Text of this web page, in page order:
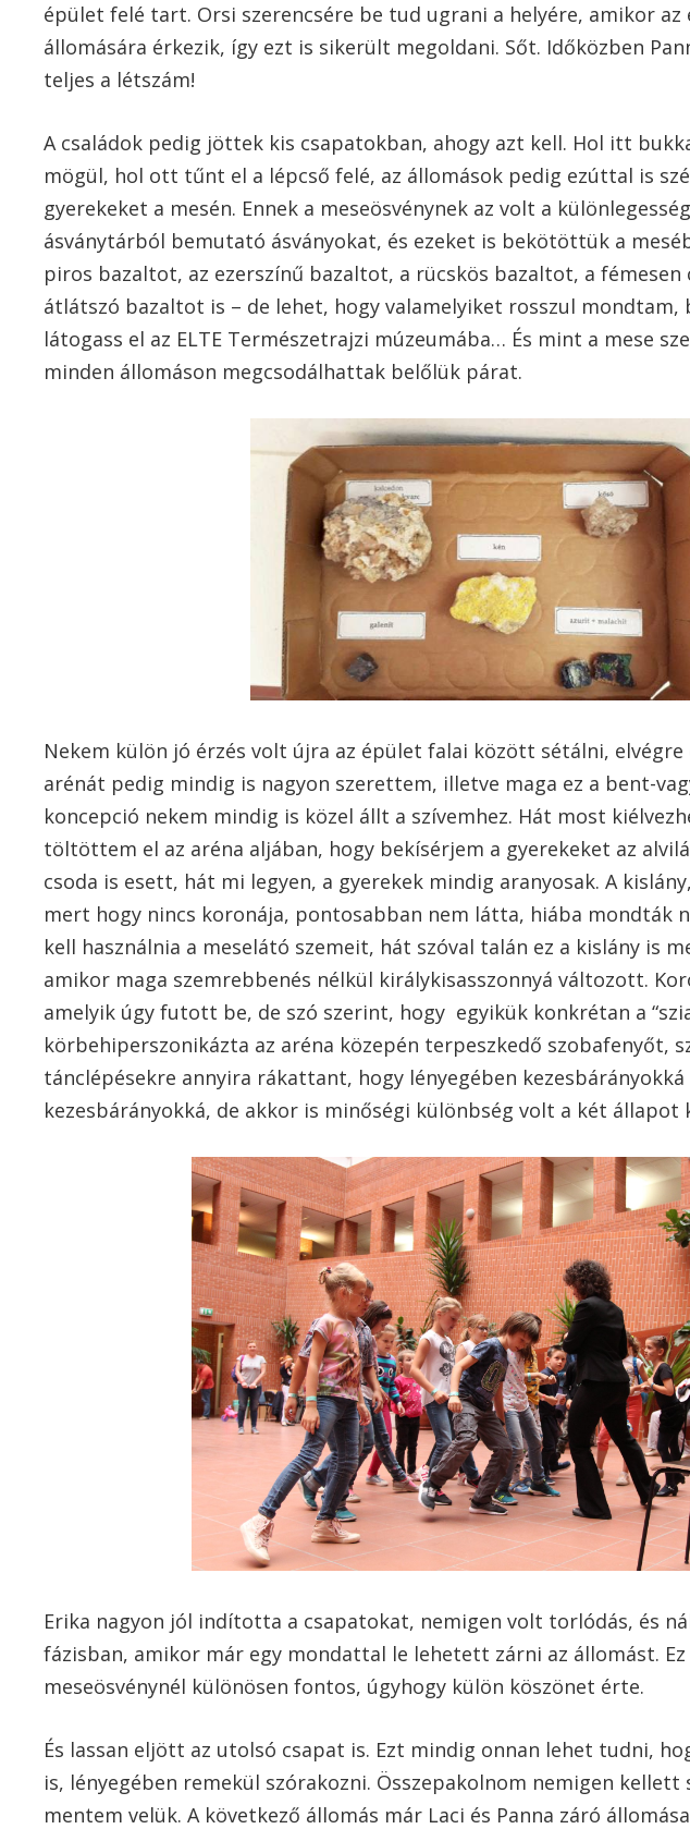
épület felé tart. Orsi szerencsére be tud ugrani a helyére, amikor az
állomására érkezik, így ezt is sikerült megoldani. Sőt. Időközben
teljes a létszám!
A családok pedig jöttek kis csapatokban, ahogy azt kell. Hol itt
mögül, hol ott tűnt el a lépcső felé, az állomások pedig ezúttal is
gyerekeket a mesén. Ennek a meseösvénynek az volt a
ásványtárból bemutató ásványokat, és ezeket is bekötöttük a
piros bazaltot, az ezerszínű bazaltot, a rücskös bazaltot, a fémesen
átlátszó bazaltot is – de lehet, hogy valamelyiket rosszul mondtam,
látogass el az ELTE Természetrajzi múzeumába… És mint a mese
minden állomáson megcsodálhattak belőlük párat.
Nekem külön jó érzés volt újra az épület falai között sétálni,
arénát pedig mindig is nagyon szerettem, illetve maga ez a bent-
koncepció nekem mindig is közel állt a szívemhez. Hát most
töltöttem el az aréna aljában, hogy bekísérjem a gyerekeket az
csoda is esett, hát mi legyen, a gyerekek mindig aranyosak. A
mert hogy nincs koronája, pontosabban nem látta, hiába mondták
kell használnia a meselátó szemeit, hát szóval talán ez a kislány is
amikor maga szemrebbenés nélkül királykisasszonnyá változott.
amelyik úgy futott be, de szó szerint, hogy egyikük konkrétan a
körbehiperszonikázta az aréna közepén terpeszkedő szobafenyőt,
tánclépésekre annyira rákattant, hogy lényegében
kezesbárányokká, de akkor is minőségi különbség volt a két állapot
Erika nagyon jól indította a csapatokat, nemigen volt torlódás, és
fázisban, amikor már egy mondattal le lehetett zárni az állomást.
meseösvénynél különösen fontos, úgyhogy külön köszönet érte.
És lassan eljött az utolsó csapat is. Ezt mindig onnan lehet tudni,
is, lényegében remekül szórakozni. Összepakolnom nemigen
mentem velük. A következő állomás már Laci és Panna záró